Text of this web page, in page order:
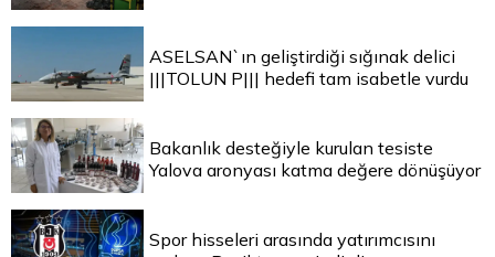
ASELSAN`ın geliştirdiği sığınak delici
|||TOLUN P||| hedefi tam isabetle vurdu
Bakanlık desteğiyle kurulan tesiste
Yalova aronyası katma değere dönüşüyor
Spor hisseleri arasında yatırımcısını